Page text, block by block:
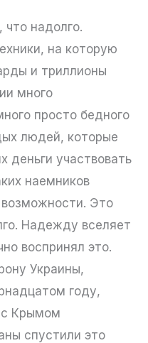
надолго.
на которую
и триллионы
много
просто бедного
людей, которые
деньги участвовать
наемников
возможности. Это
Надежду вселяет
воспринял это.
Украины,
году,
с Крымом
спустили это